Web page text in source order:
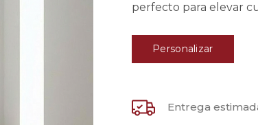
perfecto para elevar
Personalizar
Entrega